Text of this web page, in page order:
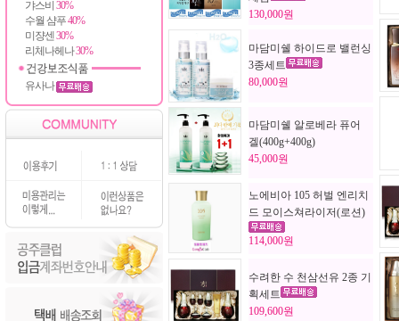
갸스비 30%
수월 샴푸40%
미쟝센30%
리체나헤나30%
유사나
130,000원
마담미쉘 하이드로 밸런싱
3종세트
80,000원
마담미쉘 알로베라 퓨어
겔(400g+400g)
45,000원
노에비아 105 허벌 엔리치
드 모이스쳐라이저(로션)
114,000원
수려한 수 천삼선유 2종 기
획세트
109,600원